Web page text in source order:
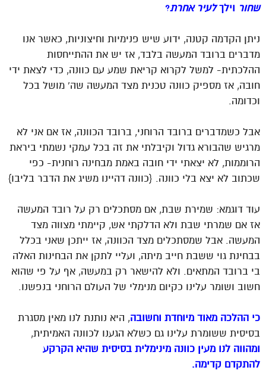
שחור וילךלעיר אחרת?
ניתן הקדמה קטנה, ידוע שיש פנימיות וחיצוניות, כאשר אנו
מדברים ברובד המעשה בלבד, אז יש את ההתייחסות
ההלכתית- למשל לקרוא קריאת שמע עם כוונה, כדי לצאת ידי
חובה, אז מספיק כוונה טכנית מצד המעשה שה’ מושל בכל
וכדומה.
אבל כשמדברים ברובד הרוחני, ברובד הכוונה, אז אם אני לא
מרגיש שהבורא גדול וקיבלתי את זה בכל עמקי נשמתי ביראת
הרוממות, לא יצאתי ידי חובה באמת מבחינה רוחנית- כפי
שכתוב לא יצא בלי כוונה. {כוונה דהיינו משיג את הדבר בליבו}
עוד דוגמא: שמירת שבת, אם מסתכלים רק על רובד המעשה
אז אם שמרתי שבת ולא הדלקתי אש, קיימתי מצווה מצד
המעשה. אבל שמסתכלים מצד הכוונה, אז ייתכן שאני בכלל
בבחינת גוי ששבת חייב מיתה, ועליי לתקן את הבחינות האלה
בי ברובד המתאים. ולא להישאר רק במעשה, אף על פי שהוא
חשוב ושומר עלינו כקיום מנימלי של העולם הרוחני בנפשנו.
כי ההלכה מאוד מיוחדת וחשובה, היא נותנת לנו מאין מסגרת
בסיסית ששומרת עלינו גם כשלא הגענו לכוונה האמיתית,
ומהווה לנו מעין כוונה מינימלית בסיסית שהיא הקרקע
להתקדם קדימה.